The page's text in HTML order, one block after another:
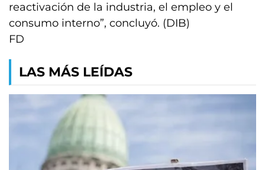
reactivación de la industria, el empleo y el
consumo interno”, concluyó. (DIB)
FD
LAS MÁS LEÍDAS